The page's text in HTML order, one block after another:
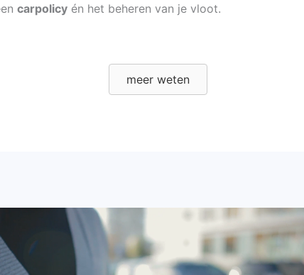
carpolicy én het beheren van je vloot.
meer weten